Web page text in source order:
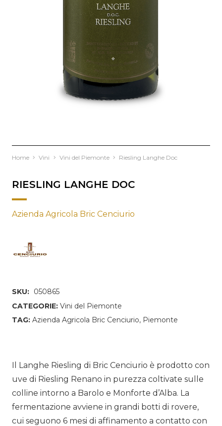
Home Vini Vini del Piemonte Riesling Langhe Doc
RIESLING LANGHE DOC
Azienda Agricola Bric Cenciurio
SKU: 050865
CATEGORIE: Vini del Piemonte
TAG: Azienda Agricola Bric Cenciurio, Piemonte
Il Langhe Riesling di Bric Cenciurio è prodotto con
uve di Riesling Renano in purezza coltivate sulle
colline intorno a Barolo e Monforte d’Alba. La
fermentazione avviene in grandi botti di rovere,
cui seguono 6 mesi di affinamento a contatto con